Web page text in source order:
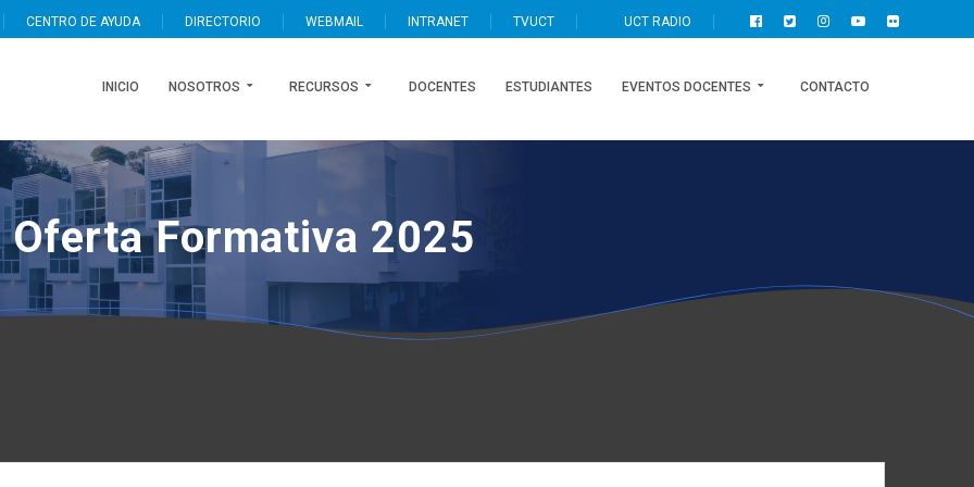
CENTRO DE AYUDA DIRECTORIO WEBMAIL INTRANET TVUCT UCT RADIO
INICIO NOSOTROS RECURSOS DOCENTES ESTUDIANTES EVENTOS DOCENTES CONTACTO
Oferta Formativa 2025